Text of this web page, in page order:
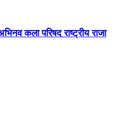
कला परिषद राष्ट्रीय राजा